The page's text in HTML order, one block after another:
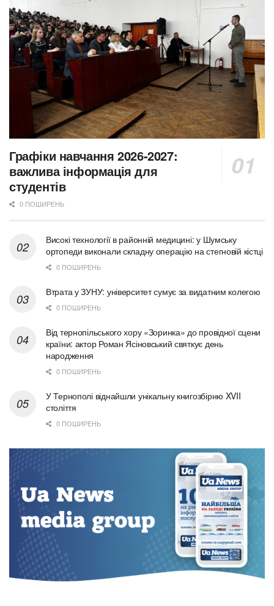
Графіки навчання 2026-2027:
важлива інформація для
студентів
0 ПОШИРЕНЬ
Високі технології в районній медицині: у Шумську
ортопеди виконали складну операцію на стегновій кістці
0 ПОШИРЕНЬ
Втрата у ЗУНУ: університет сумує за видатним колегою
0 ПОШИРЕНЬ
Від тернопільського хору «Зоринка» до провідної сцени
країни: актор Роман Ясіновський святкує день
народження
0 ПОШИРЕНЬ
У Тернополі віднайшли унікальну книгозбірню XVII
століття
0 ПОШИРЕНЬ